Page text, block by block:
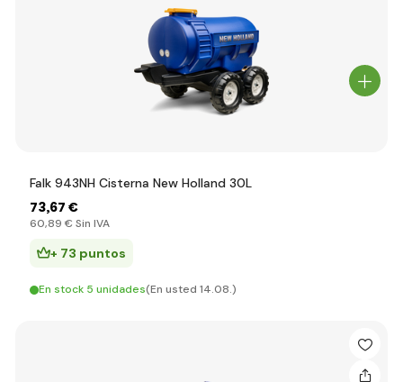
Falk 943NH Cisterna New Holland 30L
73,67 €
60,89 € Sin IVA
+ 73 puntos
En stock 5 unidades(En usted 14.08.)